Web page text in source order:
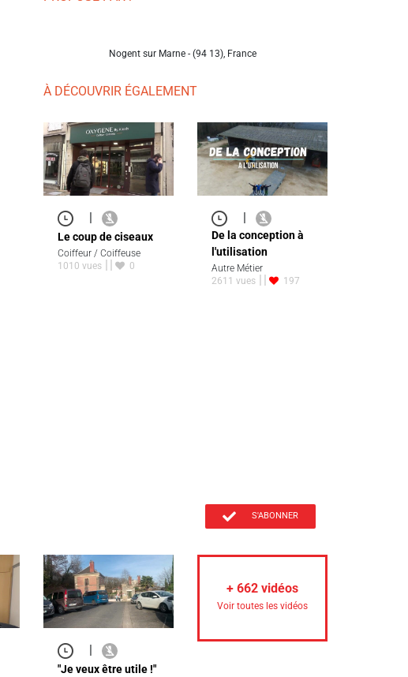
Nogent sur Marne - (94 13), France
À DÉCOUVRIR ÉGALEMENT
Le coup de ciseaux
Coiffeur / Coiffeuse
1010 vues
0
De la conception à
l'utilisation
Autre Métier
2611 vues
197
S'ABONNER
"Je veux être utile !"
+ 662 vidéos
Voir toutes les vidéos